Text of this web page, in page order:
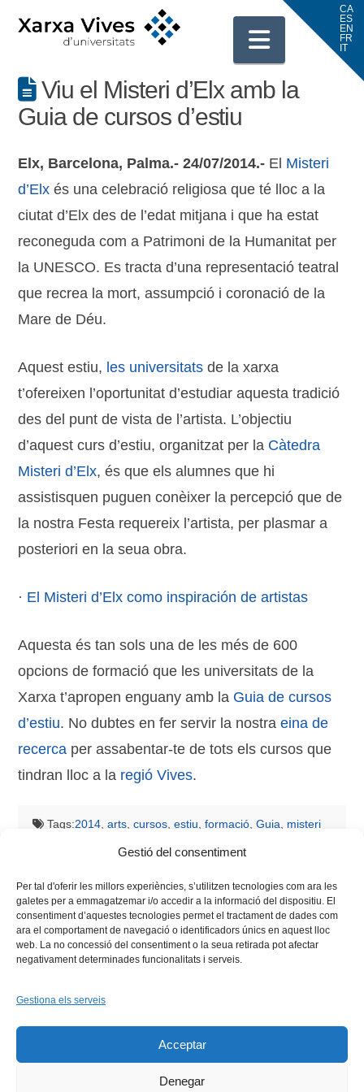
Gestió del consentiment
Per tal d'oferir les millors experiències, s’utilitzen tecnologies com ara les
galetes per a emmagatzemar i/o accedir a la informació del dispositiu. El
consentiment d’aquestes tecnologies permet el tractament de dades com
ara el comportament de navegació o identificadors únics en aquest lloc
web. La no concessió del consentiment o la seua retirada pot afectar
negativament determinades funcionalitats i serveis.
Gestiona els serveis
Acceptar
Denegar
Viu el Misteri d’Elx amb la
Guia de cursos d’estiu
Elx, Barcelona, Palma.- 24/07/2014.- El Misteri
d’Elxés una celebració religiosa que té lloc a la
ciutat d’Elx des de l’edat mitjana i que ha estat
reconeguda com a Patrimoni de la Humanitat per
la UNESCO. Es tracta d’una representació teatral
que recrea la mort, assumpció i coronació de la
Mare de Déu.
Aquest estiu, les universitats de la xarxa
t’ofereixen l’oportunitat d’estudiar aquesta tradició
des del punt de vista de l’artista. L’objectiu
d’aquest curs d’estiu, organitzat per la Càtedra
Misteri d’Elx, és que els alumnes que hi
assistisquen puguen conèixer la percepció que de
la nostra Festa requereix l’artista, per plasmar a
posteriori en la seua obra.
· El Misteri d’Elx como inspiración de artistas
Aquesta és tan sols una de les més de 600
opcions de formació que les universitats de la
Xarxa t’apropen enguany amb la Guia de cursos
d’estiu. No dubtes en fer servir la nostraeina de
recerca per assabentar-te de tots els cursos que
tindran lloc a la regió Vives.
Tags:2014 ,arts ,cursos ,estiu ,formació ,Guia
misteri
Instagram
Flickr
INICI QUI SOM
PROGRAMES
DESENVOLUPAMENT SOSTENIBLE
AVÍS LEGAL